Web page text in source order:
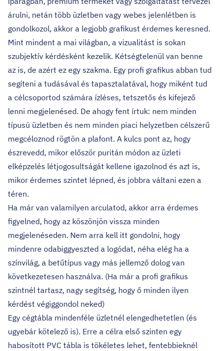
árulni, netán több üzletben vagy webes jelenlétben is
gondolkozol, akkor a legjobb grafikust érdemes keresned.
Mint mindent a mai világban, a vizualitást is sokan
szubjektív kérdésként kezelik. Kétségtelenül van benne
az is, de azért ez egy szakma. Egy profi grafikus abban tud
segíteni a tudásával és tapasztalatával, hogy miként tud
a célcsoportod számára ízléses, tetszetős és kifejező
lenni megjelenésed. De ahogy fent írtuk: nem minden
típusú üzletben és nem minden piaci helyzetben célszerű
megcéloznod rögtön a plafont. A kulcs pont az, hogy
észrevedd, mikor először puritán módon az üzleti
elképzelés létjogosultságát kellene igazolnod és azt is,
mikor érdemes szintet lépned, és jobbra váltani ezen a
téren.
Ha már van valamilyen arculatod, akkor arra érdemes
figyelned, hogy az köszönjön vissza minden
megjelenéseden. Nem arra kell itt gondolni, hogy
mindenre odabiggyeszted a logódat, néha elég ha a
színvilág, a betűtípus vagy más jellemző dolog van
következetesen használva. (Ha már a profi grafikus
szintnél tartasz, nagy segítség, hogy ő minden ilyen
kérdést végiggondol neked)
Egy cégtábla mindenféle üzletnél elengedhetetlen (és
ugyebár kötelező is). Erre a célra első szinten egy
habosított PVC tábla is tökéletes lehet, fentebbieknél